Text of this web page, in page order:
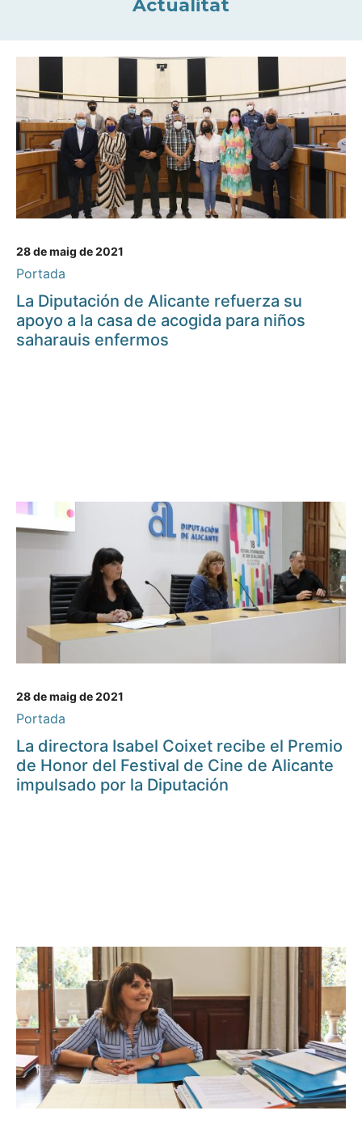
Actualitat
28 de maig de 2021
Portada
La Diputación de Alicante refuerza su
apoyo a la casa de acogida para niños
saharauis enfermos
28 de maig de 2021
Portada
La directora Isabel Coixet recibe el Premio
de Honor del Festival de Cine de Alicante
impulsado por la Diputación